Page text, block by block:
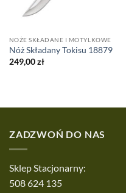
NOŻE SKŁADANE I MOTYLKOWE
Nóż Składany Tokisu 18879
249,00zł
ZADZWOŃ DO NAS
Sklep Stacjonarny:
508 624 135